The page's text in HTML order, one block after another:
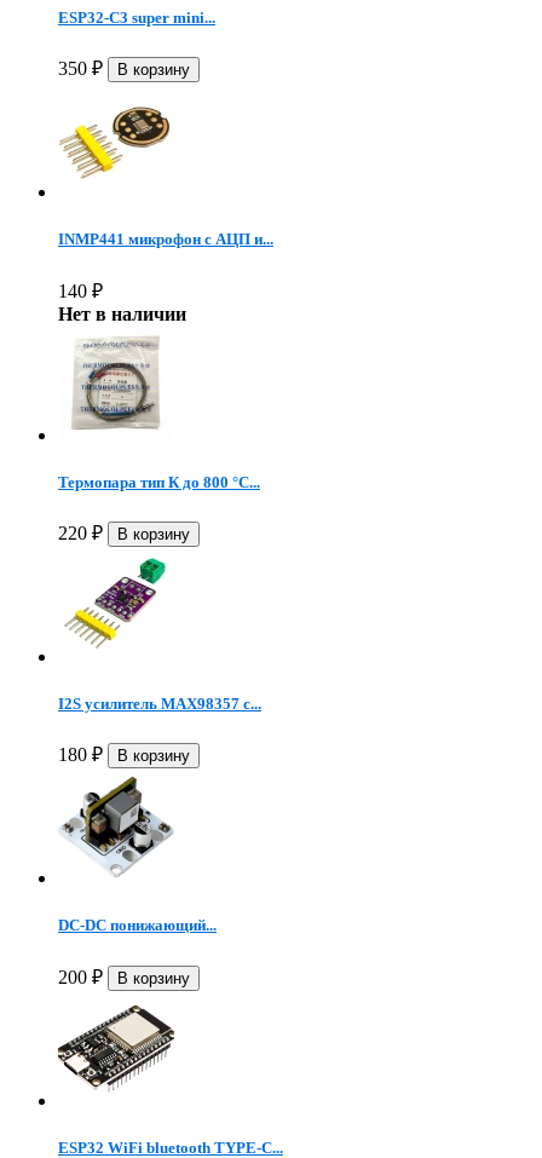
ESP32-C3 super mini...
350 ₽
INMP441 микрофон c АЦП и...
140 ₽
Нет в наличии
Термопара тип К до 800 °C...
220 ₽
I2S усилитель MAX98357 с...
180 ₽
DC-DC понижающий...
200 ₽
ESP32 WiFi bluetooth TYPE-C...